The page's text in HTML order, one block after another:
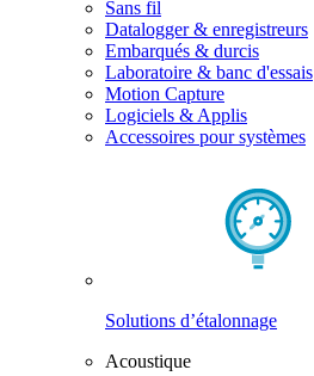
Sans fil
Datalogger & enregistreurs
Embarqués & durcis
Laboratoire & banc d'essais
Motion Capture
Logiciels & Applis
Accessoires pour systèmes
Solutions d’étalonnage
Acoustique